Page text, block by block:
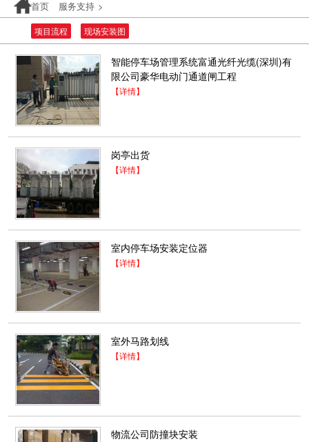
首页 服务支持 >
项目流程 现场安装图
智能停车场管理系统富通光纤光缆(深圳)有
限公司豪华电动门通道闸工程
【详情】
岗亭出货
【详情】
室内停车场安装定位器
【详情】
室外马路划线
【详情】
物流公司防撞块安装